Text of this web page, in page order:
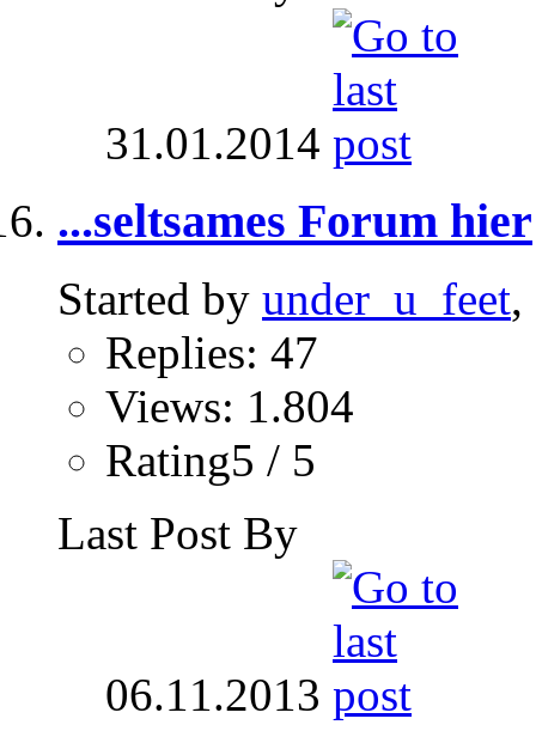
31.01.2014
...seltsames Forum hier
Started by under_u_feet,
Replies: 47
Views: 1.804
Rating5 / 5
Last Post By
06.11.2013